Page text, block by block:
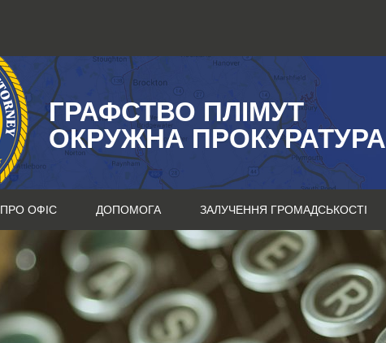
ГРАФСТВО ПЛІМУТ
ОКРУЖНА ПРОКУРАТУРА
ПРО ОФІС ДОПОМОГА ЗАЛУЧЕННЯ ГРОМАДСЬКОСТІ